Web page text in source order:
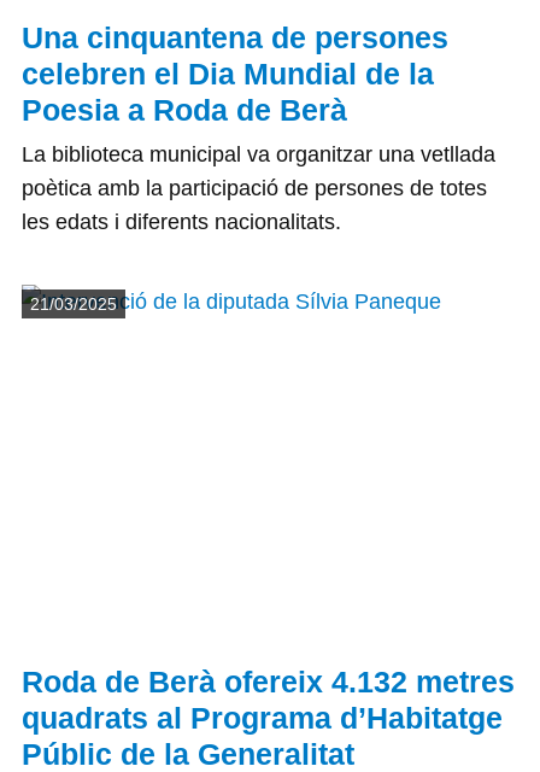
Una cinquantena de persones
celebren el Dia Mundial de la
Poesia a Roda de Berà
La biblioteca municipal va organitzar una vetllada
poètica amb la participació de persones de totes
les edats i diferents nacionalitats.
Roda de Berà ofereix 4.132 metres
quadrats al Programa d’Habitatge
Públic de la Generalitat
Detalls
21/03/2025